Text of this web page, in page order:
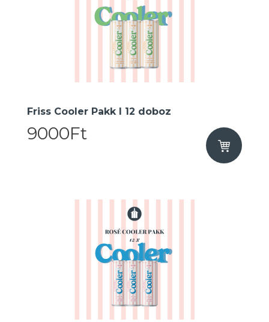
Friss Cooler Pakk I 12 doboz
9000Ft